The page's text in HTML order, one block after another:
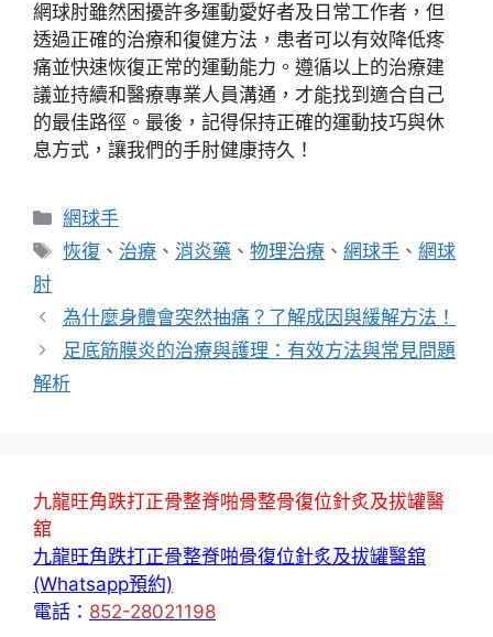
網球肘雖然困擾許多運動愛好者及日常工作者，但
透過正確的治療和復健方法，患者可以有效降低疼
痛並快速恢復正常的運動能力。遵循以上的治療建
議並持續和醫療專業人員溝通，才能找到適合自己
的最佳路徑。最後，記得保持正確的運動技巧與休
息方式，讓我們的手肘健康持久！
分
類
網球手
標
恢復 、 治療 、消炎藥 、物理治療 、網球手 、網球
肘
為什麼身體會突然抽痛？了解成因與緩解方法！
足底筋膜炎的治療與護理：有效方法與常見問題
解析
九龍旺角跌打正骨整脊啪骨整骨復位針炙及拔罐醫
舘
九龍旺角跌打正骨整脊啪骨復位針炙及拔罐醫舘
(Whatsapp預約)
電話： 852-28021198